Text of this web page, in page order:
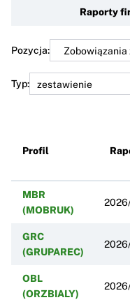
Raporty
Pozycja:
Typ:
Profil
MBR
(MOBRUK)
GRC
(GRUPAREC)
OBL
(ORZBIALY)